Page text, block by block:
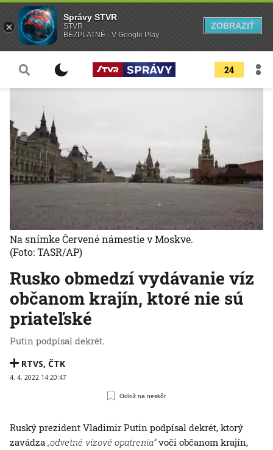
24
Rusko obmedzí vydávanie víz
občanom krajín, ktoré nie sú
priateľské
Putin podpísal dekrét.
RTVS, ČTK
4. 4. 2022 14:20:47
Odlož na neskôr
Na snímke Červené námestie v Moskve.
(Foto: TASR/AP)
Ruský prezident Vladimir Putin podpísal dekrét, ktorý
zavádza „odvetné vízové opatrenia“voči občanom krajín,
Správy STVR
STVR
BEZPLATNÉ - V Google Play
ZOBRAZIŤ